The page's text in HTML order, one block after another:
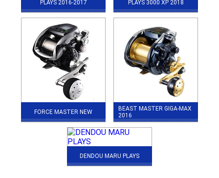
PLAYS 2016-2017 PLAYS 3000 XP 2018
FORCE MASTER NEW
BEAST MASTER GIGA-MAX
2016
DENDOU MARU PLAYS